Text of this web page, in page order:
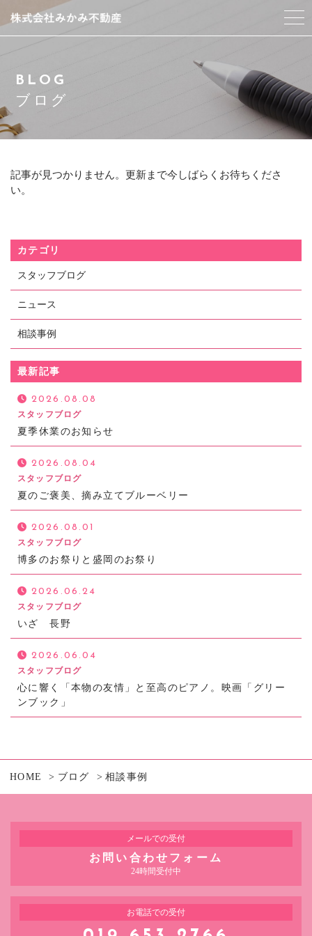
スタッフ紹介
サービス紹介
アクセス
ブログ
お問い合わせフォーム
019-653-2766
（第2・3水曜除く）
土曜 9:00～16:00
BLOG
ブログ
記事が見つかりません。更新まで今しばらくお待ちくださ
い。
カテゴリ
スタッフブログ
ニュース
相談事例
最新記事
2026.08.08
スタッフブログ
夏季休業のお知らせ
2026.08.04
スタッフブログ
夏のご褒美、摘み立てブルーベリー
2026.08.01
スタッフブログ
博多のお祭りと盛岡のお祭り
2026.06.24
スタッフブログ
いざ 長野
2026.06.04
スタッフブログ
心に響く「本物の友情」と至高のピアノ。映画「グリー
ンブック」
HOME ブログ 相談事例
メールでの受付
お問い合わせフォーム
24時間受付中
お電話での受付